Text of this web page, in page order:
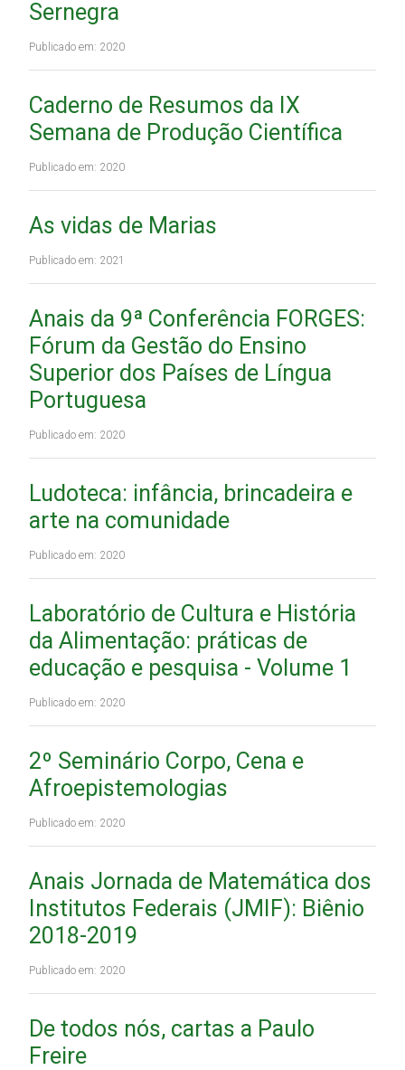
Sernegra
Publicado em: 2020
Caderno de Resumos da IX
Semana de Produção Científica
Publicado em: 2020
As vidas de Marias
Publicado em: 2021
Anais da 9ª Conferência FORGES:
Fórum da Gestão do Ensino
Superior dos Países de Língua
Portuguesa
Publicado em: 2020
Ludoteca: infância, brincadeira e
arte na comunidade
Publicado em: 2020
Laboratório de Cultura e História
da Alimentação: práticas de
educação e pesquisa - Volume 1
Publicado em: 2020
2º Seminário Corpo, Cena e
Afroepistemologias
Publicado em: 2020
Anais Jornada de Matemática dos
Institutos Federais (JMIF): Biênio
2018-2019
Publicado em: 2020
De todos nós, cartas a Paulo
Freire